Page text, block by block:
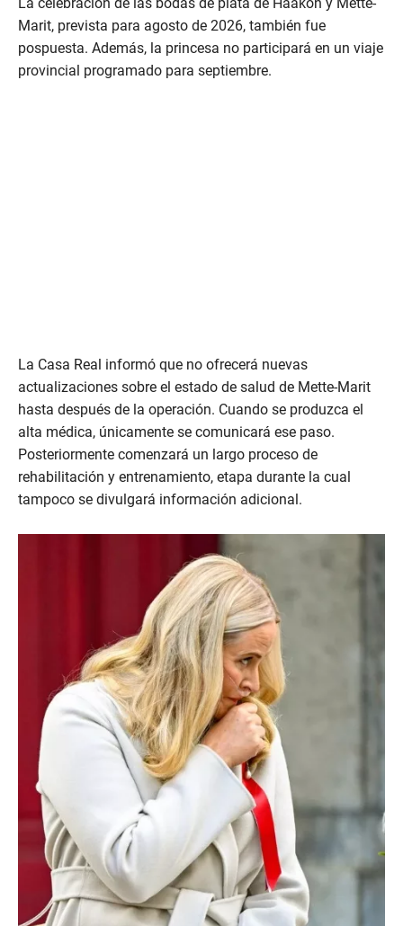
La celebración de las bodas de plata de Haakon y Mette-
Marit, prevista para agosto de 2026, también fue
pospuesta. Además, la princesa no participará en un viaje
provincial programado para septiembre.
La Casa Real informó que no ofrecerá nuevas
actualizaciones sobre el estado de salud de Mette-Marit
hasta después de la operación. Cuando se produzca el
alta médica, únicamente se comunicará ese paso.
Posteriormente comenzará un largo proceso de
rehabilitación y entrenamiento, etapa durante la cual
tampoco se divulgará información adicional.